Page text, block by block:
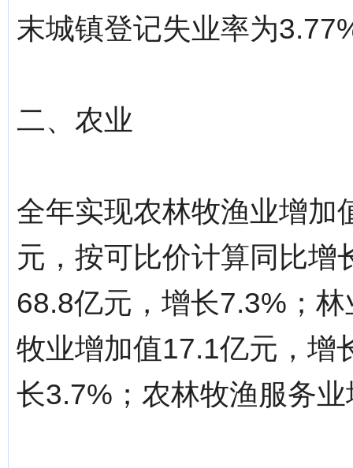
末城镇登记失业率为
二、农业
全年实现农林牧渔业增加
元，按可比价计算同比增
68.8亿元，增长7.3%；
牧业增加值17.1亿元，增
长3.7%；农林牧渔服务